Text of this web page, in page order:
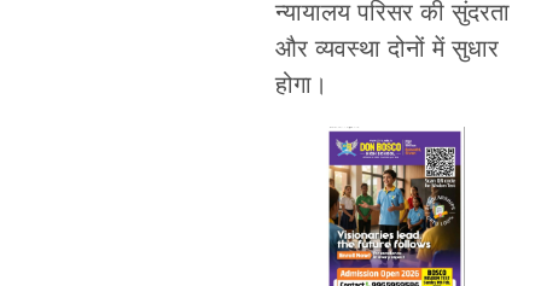
न्यायालय परिसर की सुंदरता
और व्यवस्था दोनों में सुधार
होगा।